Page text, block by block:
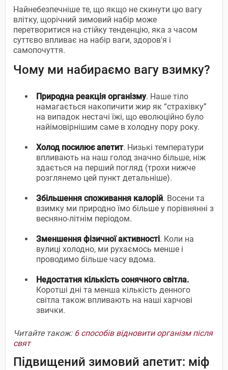
Найнебезпечніше те, що якщо не скинути цю вагу
влітку, щорічний зимовий набір може
перетворитися на стійку тенденцію, яка з часом
суттєво впливає на набір ваги, здоров'я і
самопочуття.
Чому ми набираємо вагу взимку?
Природна реакція організму. Наше тіло
намагається накопичити жир як “страхівку”
на випадок нестачі їжі, що еволюційно було
найімовірнішим саме в холодну пору року.
Холод посилює апетит. Низькі температури
впливають на наш голод значно більше, ніж
здається на перший погляд (трохи нижче
розглянемо цей пункт детальніше).
Збільшення споживання калорій. Восени та
взимку ми природно їмо більше у порівнянні з
весняно-літнім періодом.
Зменшення фізичної активності. Коли на
вулиці холодно, ми рухаємось менше і
проводимо більше часу вдома.
Недостатня кількість сонячного світла.
Коротші дні та менша кількість денного
світла також впливають на наші харчові
звички.
Читайте також: 6 способів відновити організм після
свят
Підвищений зимовий апетит: міф